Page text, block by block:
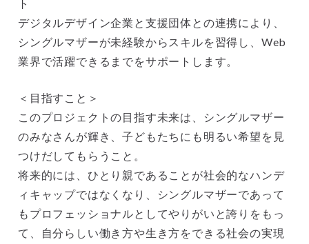
ト
デジタルデザイン企業と支援団体との連携により、
シングルマザーが未経験からスキルを習得し、Web
業界で活躍できるまでをサポートします。
＜目指すこと＞
このプロジェクトの目指す未来は、シングルマザー
のみなさんが輝き、子どもたちにも明るい希望を見
つけだしてもらうこと。
将来的には、ひとり親であることが社会的なハンデ
ィキャップではなくなり、シングルマザーであって
もプロフェッショナルとしてやりがいと誇りをもっ
て、自分らしい働き方や生き方をできる社会の実現